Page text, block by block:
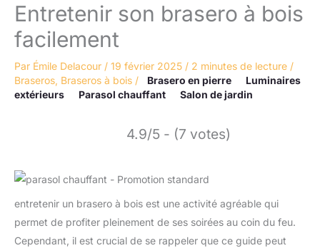
Entretenir son brasero à bois
facilement
Par Émile Delacour / 19 février 2025 / 2 minutes de lecture /
Braseros, Braseros à bois / Brasero en pierre
Luminaires
extérieurs
Parasol chauffant Salon de jardin
4.9/5 - (7 votes)
entretenir un brasero à bois est une activité agréable qui
permet de profiter pleinement de ses soirées au coin du feu.
Cependant, il est crucial de se rappeler que ce guide peut